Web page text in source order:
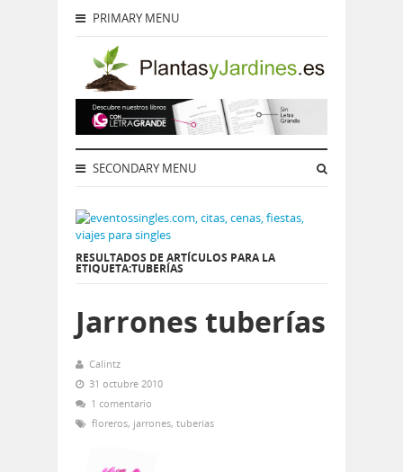
PRIMARY MENU
SECONDARY MENU
RESULTADOS DE ARTÍCULOS PARA LA
ETIQUETA:TUBERÍAS
Jarrones tuberías
Calintz
31 octubre 2010
1 comentario
floreros, jarrones, tuberías